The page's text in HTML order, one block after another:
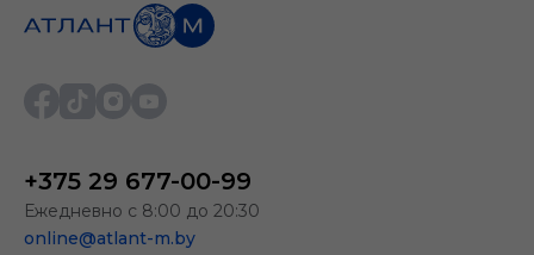
+375 29 677-00-99
Ежедневно с 8:00 до 20:30
online@atlant-m.by